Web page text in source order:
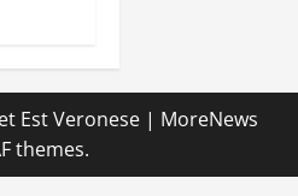
Est Veronese | MoreNews
themes.